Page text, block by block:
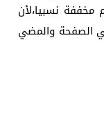
نسبيا،لأن
الصفحة والمضي